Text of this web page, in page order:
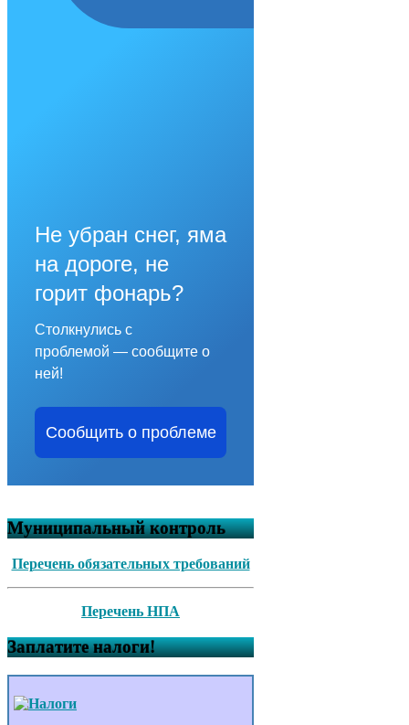
Не убран снег, яма
на дороге, не
горит фонарь?
Столкнулись с
проблемой — сообщите о
ней!
Сообщить о проблеме
Муниципальный контроль
Перечень обязательных требований
Перечень НПА
Заплатите налоги!